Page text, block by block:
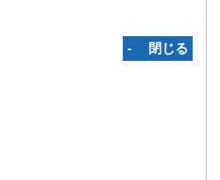
‐ 閉じる